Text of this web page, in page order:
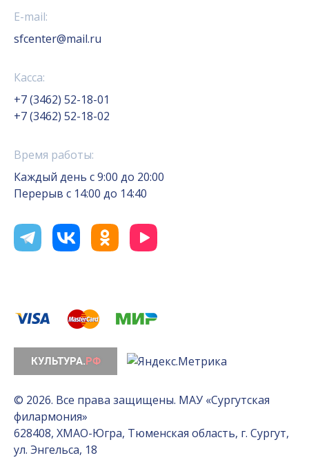
E-mail:
sfcenter@mail.ru
Касса:
+7 (3462) 52-18-01
+7 (3462) 52-18-02
Время работы:
Каждый день с 9:00 до 20:00
Перерыв с 14:00 до 14:40
© 2026. Все права защищены. МАУ «Сургутская
филармония»
628408, ХМАО-Югра, Тюменская область, г. Сургут,
ул. Энгельса, 18